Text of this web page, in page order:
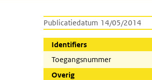
Publicatiedatum 14/05/2014
Identifiers
Toegangsnummer
Overig